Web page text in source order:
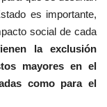
es importante,
social de cada
la exclusión
mayores en el
como para el